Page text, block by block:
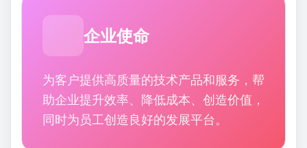
企业使命
为客户提供高质量的技术产品和服务，帮
助企业提升效率、降低成本、创造价值，
同时为员工创造良好的发展平台。